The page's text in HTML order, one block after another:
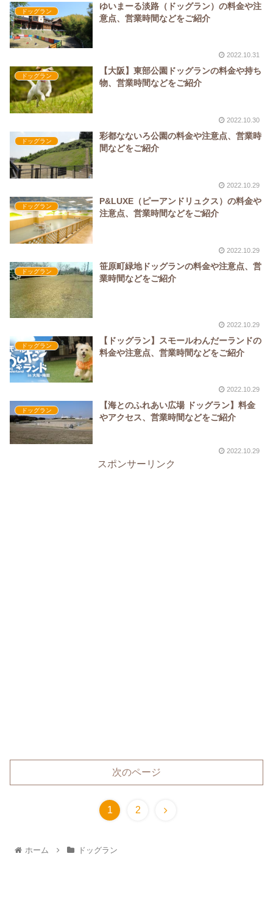
ドッグラン
ゆいまーる淡路（ドッグラン）の料金や注
意点、営業時間などをご紹介
2022.10.31
ドッグラン
【大阪】東部公園ドッグランの料金や持ち
物、営業時間などをご紹介
2022.10.30
ドッグラン
彩都なないろ公園の料金や注意点、営業時
間などをご紹介
2022.10.29
ドッグラン
P&LUXE（ピーアンドリュクス）の料金や
注意点、営業時間などをご紹介
2022.10.29
ドッグラン
笹原町緑地ドッグランの料金や注意点、営
業時間などをご紹介
2022.10.29
ドッグラン
【ドッグラン】スモールわんだーランドの
料金や注意点、営業時間などをご紹介
2022.10.29
ドッグラン
【海とのふれあい広場 ドッグラン】料金
やアクセス、営業時間などをご紹介
2022.10.29
スポンサーリンク
次のページ
1 2
ホーム ドッグラン